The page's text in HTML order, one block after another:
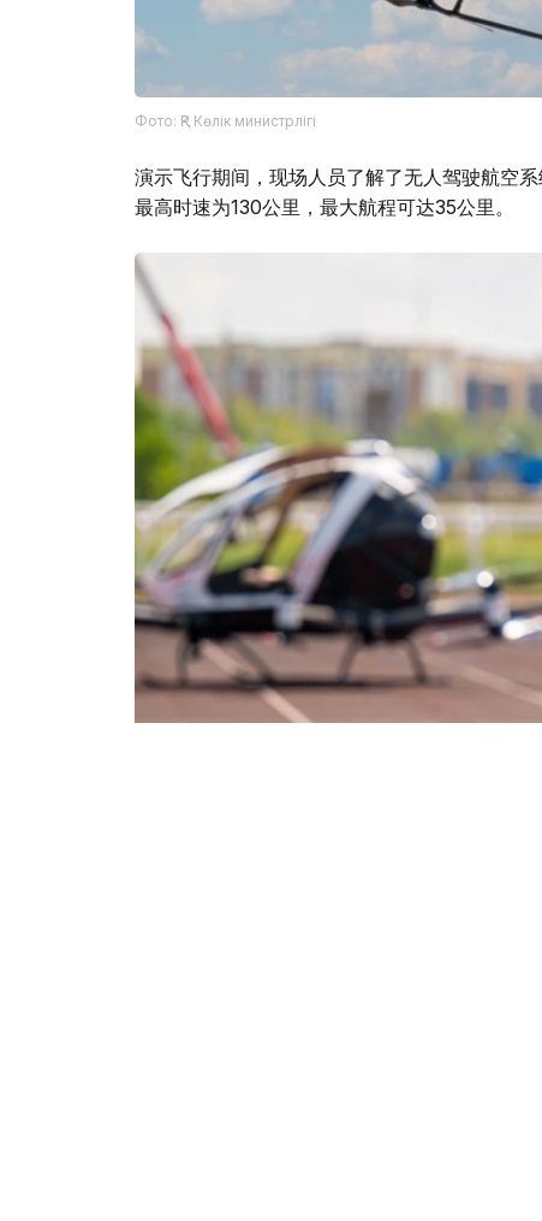
Фото: ҚР Көлік министрлігі
演示飞行期间，现场人员了解了无人驾驶航空
最高时速为130公里，最大航程可达35公里。